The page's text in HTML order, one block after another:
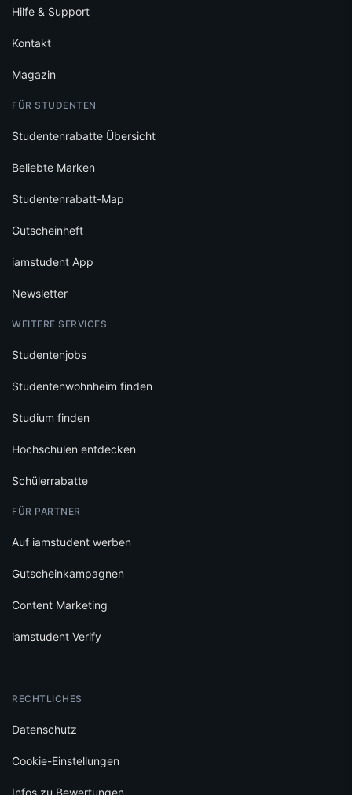
Hilfe & Support
Kontakt
Magazin
FÜR STUDENTEN
Studentenrabatte Übersicht
Beliebte Marken
Studentenrabatt-Map
Gutscheinheft
iamstudent App
Newsletter
WEITERE SERVICES
Studentenjobs
Studentenwohnheim finden
Studium finden
Hochschulen entdecken
Schülerrabatte
FÜR PARTNER
Auf iamstudent werben
Gutscheinkampagnen
Content Marketing
iamstudent Verify
RECHTLICHES
Datenschutz
Cookie-Einstellungen
Infos zu Bewertungen